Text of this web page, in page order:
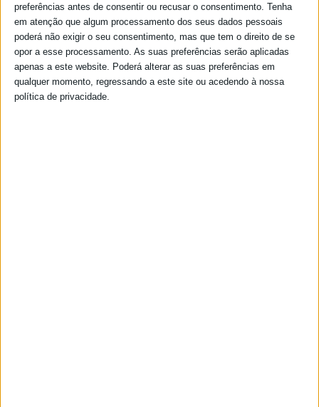
preferências antes de consentir ou recusar o consentimento. Tenha
em atenção que algum processamento dos seus dados pessoais
poderá não exigir o seu consentimento, mas que tem o direito de se
opor a esse processamento. As suas preferências serão aplicadas
apenas a este website. Poderá alterar as suas preferências em
qualquer momento, regressando a este site ou acedendo à nossa
política de privacidade.